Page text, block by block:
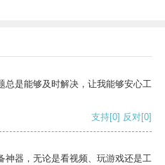
总是能够及时解决，让我能够安心工
支持[0] 反对[0]
神器，无论是看视频、玩游戏还是工